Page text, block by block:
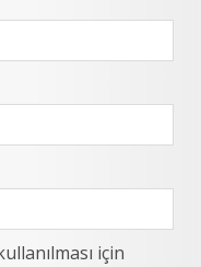
için